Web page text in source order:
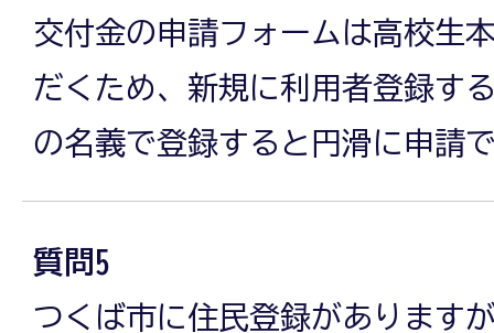
交付金の申請フォームは高校生
だくため、新規に利用者登録す
の名義で登録すると円滑に申請
質問5
つくば市に住民登録があります